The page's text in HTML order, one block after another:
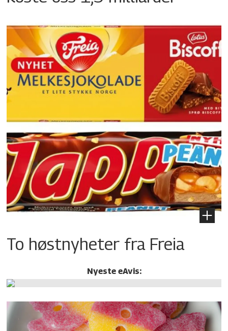
To høstnyheter fra Freia
Nyeste eAvis: